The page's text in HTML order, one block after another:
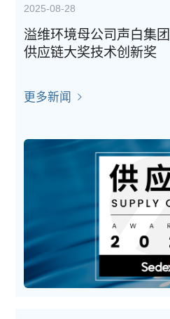
2025-08-28
溢维环境母公司声白集
供应链大奖技术创新奖
更多新闻